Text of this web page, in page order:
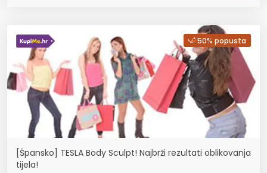
50% popusta
[Špansko] TESLA Body Sculpt! Najbrži rezultati oblikovanja
tijela!